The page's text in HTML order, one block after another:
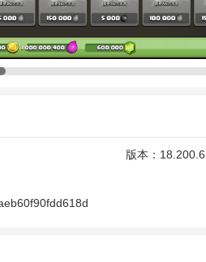
玩家需要根据对手的部落建筑投入士兵
的部落。
版本： 18.200.6